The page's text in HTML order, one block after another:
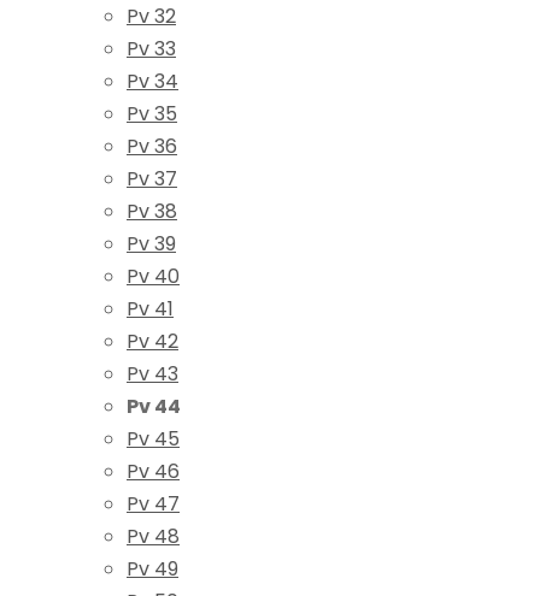
Pv 32
Pv 33
Pv 34
Pv 35
Pv 36
Pv 37
Pv 38
Pv 39
Pv 40
Pv 41
Pv 42
Pv 43
Pv 44
Pv 45
Pv 46
Pv 47
Pv 48
Pv 49